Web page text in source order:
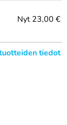
Nyt 23,00 €
tiedot